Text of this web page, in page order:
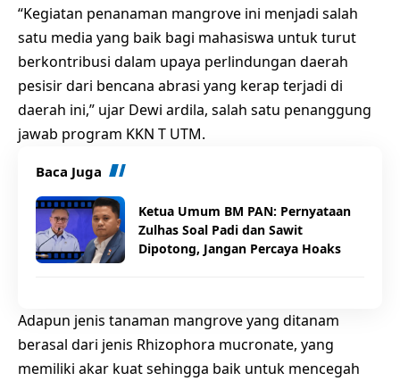
“Kegiatan penanaman mangrove ini menjadi salah
satu media yang baik bagi mahasiswa untuk turut
berkontribusi dalam upaya perlindungan daerah
pesisir dari bencana abrasi yang kerap terjadi di
daerah ini,” ujar Dewi ardila, salah satu penanggung
jawab program KKN T UTM.
Baca Juga
Ketua Umum BM PAN: Pernyataan
Zulhas Soal Padi dan Sawit
Dipotong, Jangan Percaya Hoaks
Adapun jenis tanaman mangrove yang ditanam
berasal dari jenis Rhizophora mucronate, yang
memiliki akar kuat sehingga baik untuk mencegah